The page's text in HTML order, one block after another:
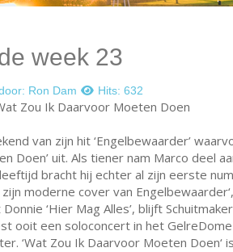
week 23
Ron Dam Hits: 632
Zou Ik Daarvoor Moeten Doen
van zijn hit ‘Engelbewaarder’
Doen’ uit. Als tiener nam Marco deel
bracht hij echter al zijn eerste
moderne cover van
‘Hier Mag Alles’, blijft
ooit een soloconcert in het
‘Wat Zou Ik Daarvoor Moeten Doen‘